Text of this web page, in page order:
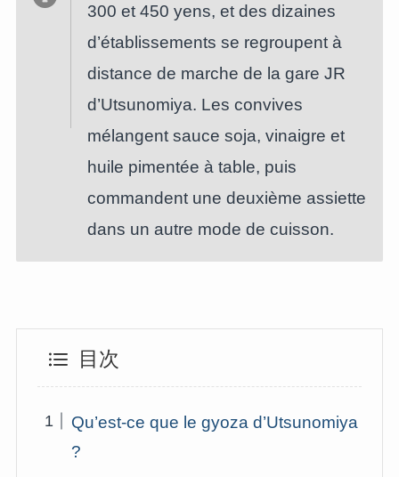
300 et 450 yens, et des dizaines
d’établissements se regroupent à
distance de marche de la gare JR
d’Utsunomiya. Les convives
mélangent sauce soja, vinaigre et
huile pimentée à table, puis
commandent une deuxième assiette
dans un autre mode de cuisson.
目次
Qu’est-ce que le gyoza d’Utsunomiya
?